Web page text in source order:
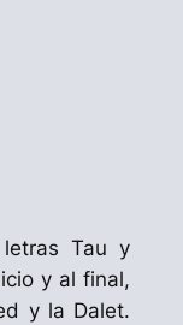
letrasTau y
y al final,
y la Dalet.